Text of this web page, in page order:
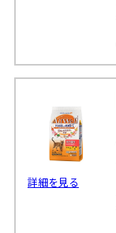
詳細を見る